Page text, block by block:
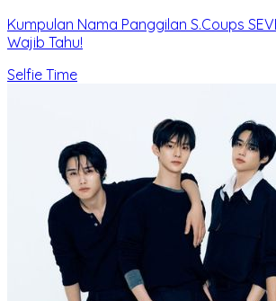
Kumpulan Nama Panggilan S.Coups
Wajib Tahu!
Selfie Time